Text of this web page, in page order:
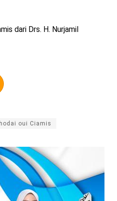
dari Drs. H. Nurjamil
oui Ciamis